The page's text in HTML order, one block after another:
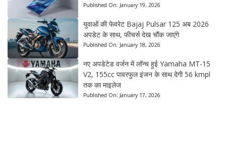
Published On: January 19, 2026
युवाओं की फेवरेट Bajaj Pulsar 125 अब 2026
अपडेट के साथ, फीचर्स देख चौंक जाएंगे
Published On: January 18, 2026
नए अपडेटेड वर्जन में लॉन्च हुई Yamaha MT-15
V2, 155cc पावरफुल इंजन के साथ देगी 56 kmpl
तक का माइलेज
Published On: January 17, 2026